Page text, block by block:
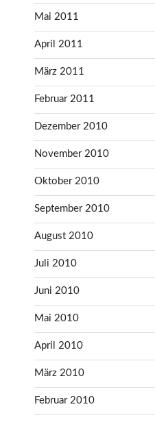
Mai 2011
April 2011
März 2011
Februar 2011
Dezember 2010
November 2010
Oktober 2010
September 2010
August 2010
Juli 2010
Juni 2010
Mai 2010
April 2010
März 2010
Februar 2010